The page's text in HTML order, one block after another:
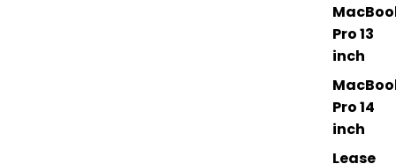
Pro 13
inch
Pro 14
inch
Lease